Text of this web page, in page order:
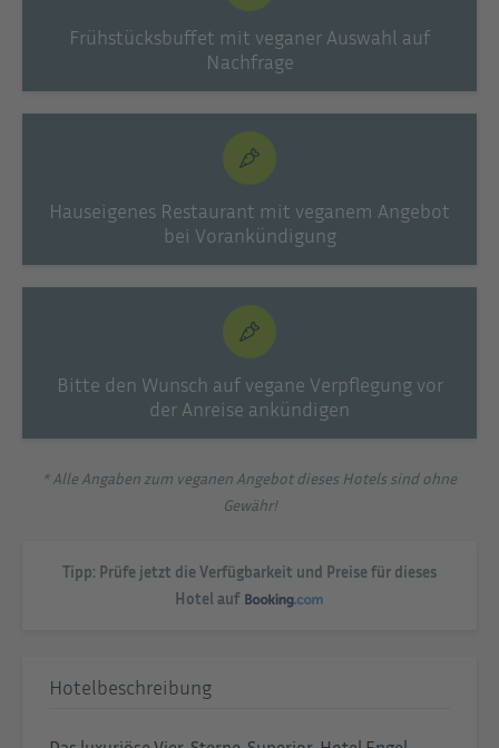
Frühstücksbuffet mit veganer Auswahl auf
Nachfrage
Hauseigenes Restaurant mit veganem Angebot
bei Vorankündigung
Bitte den Wunsch auf vegane Verpflegung vor
der Anreise ankündigen
* Alle Angaben zum veganen Angebot dieses Hotels sind ohne
Gewähr!
Tipp: Prüfe jetzt die Verfügbarkeit und Preise für dieses
Hotel auf
Hotelbeschreibung